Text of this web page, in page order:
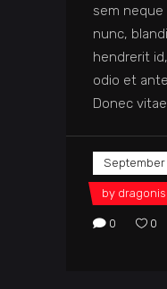
sem neque
nunc,
hendrerit
odio et
Donec
September
by
0 0